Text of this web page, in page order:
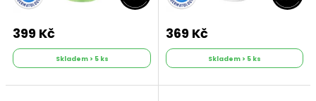
399 Kč
Skladem > 5 ks
369 Kč
Skladem > 5 ks